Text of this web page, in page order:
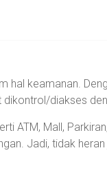
hal keamanan.
diakses
ATM, Mall,
Jadi, tidak